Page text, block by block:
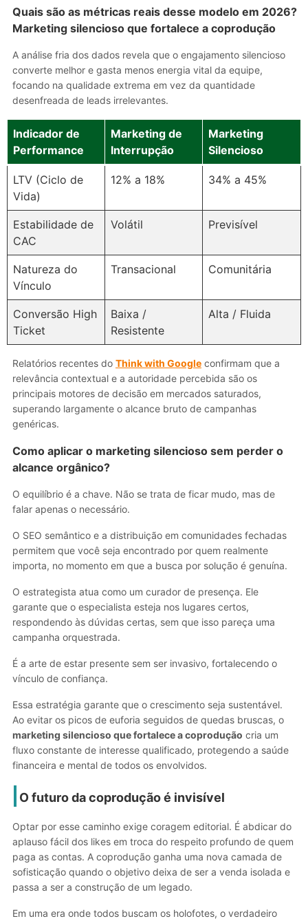
Quais são as métricas reais desse modelo em 2026?
Marketing silencioso que fortalece a coprodução
A análise fria dos dados revela que o engajamento silencioso
converte melhor e gasta menos energia vital da equipe,
focando na qualidade extrema em vez da quantidade
desenfreada de leads irrelevantes.
Indicador de
Performance
Marketing de
Interrupção
Marketing
Silencioso
LTV (Ciclo de
Vida)
12% a 18% 34% a 45%
Estabilidade de
CAC
Volátil Previsível
Natureza do
Vínculo
Transacional Comunitária
Conversão High
Ticket
Baixa /
Resistente
Alta / Fluida
Relatórios recentes do Think with Google confirmam que a
relevância contextual e a autoridade percebida são os
principais motores de decisão em mercados saturados,
superando largamente o alcance bruto de campanhas
genéricas.
Como aplicar o marketing silencioso sem perder o
alcance orgânico?
O equilíbrio é a chave. Não se trata de ficar mudo, mas de
falar apenas o necessário.
O SEO semântico e a distribuição em comunidades fechadas
permitem que você seja encontrado por quem realmente
importa, no momento em que a busca por solução é genuína.
O estrategista atua como um curador de presença. Ele
garante que o especialista esteja nos lugares certos,
respondendo às dúvidas certas, sem que isso pareça uma
campanha orquestrada.
É a arte de estar presente sem ser invasivo, fortalecendo o
vínculo de confiança.
Essa estratégia garante que o crescimento seja sustentável.
Ao evitar os picos de euforia seguidos de quedas bruscas, o
marketing silencioso que fortalece a coprodução cria um
fluxo constante de interesse qualificado, protegendo a saúde
financeira e mental de todos os envolvidos.
O futuro da coprodução é invisível
Optar por esse caminho exige coragem editorial. É abdicar do
aplauso fácil dos likes em troca do respeito profundo de quem
paga as contas. A coprodução ganha uma nova camada de
sofisticação quando o objetivo deixa de ser a venda isolada e
passa a ser a construção de um legado.
Em uma era onde todos buscam os holofotes, o verdadeiro